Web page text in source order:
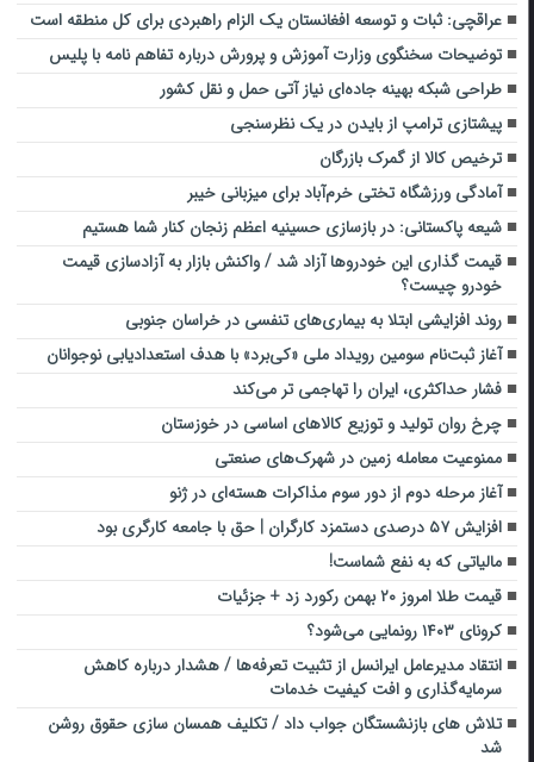
عراقچی: ثبات و توسعه افغانستان یک الزام راهبردی برای کل منطقه است
توضیحات سخنگوی وزارت آموزش و پرورش درباره تفاهم نامه با پلیس
طراحی شبکه بهینه جاده‌ای نیاز آتی حمل‌ و نقل کشور
پیشتازی ترامپ از بایدن در یک نظرسنجی
ترخیص کالا از گمرک بازرگان
آمادگی ورزشگاه تختی خرم‌آباد برای میزبانی خیبر
شیعه پاکستانی: در بازسازی حسینیه اعظم زنجان کنار شما هستیم
قیمت گذاری این خودروها آزاد شد / واکنش بازار به آزادسازی قیمت
خودرو چیست؟
روند افزایشی ابتلا به بیماری‌های تنفسی در خراسان جنوبی
آغاز ثبت‌نام سومین رویداد ملی «کی‌برد» با هدف استعدادیابی نوجوانان
فشار حداکثری، ایران را تهاجمی‌ تر می‌کند
چرخ روان تولید و توزیع کالاهای اساسی در خوزستان
ممنوعیت معامله زمین در شهرک‌های صنعتی
آغاز مرحله دوم از دور سوم مذاکرات هسته‌ای در ژنو
افزایش ۵۷ درصدی دستمزد کارگران | حق با جامعه کارگری بود
مالیاتی که به نفع شماست!
قیمت طلا امروز ۲۰ بهمن رکورد زد + جزئیات
کرونای ۱۴۰۳ رونمایی می‌شود؟
انتقاد مدیرعامل ایرانسل از تثبیت تعرفه‌ها / هشدار درباره کاهش
سرمایه‌گذاری و افت کیفیت خدمات
تلاش های بازنشستگان جواب داد / تکلیف همسان سازی حقوق روشن
شد